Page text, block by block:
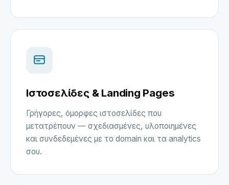
Ιστοσελίδες & Landing Pages
Γρήγορες, όμορφες ιστοσελίδες που
μετατρέπουν — σχεδιασμένες, υλοποιημένες
και συνδεδεμένες με το domain και τα analytics
σου.